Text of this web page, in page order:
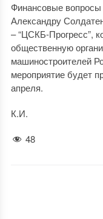
Финансовые вопросы
Александру
– “ЦСКБ-Прогресс”,
общественную
машиностроителей
мероприятие будет
апреля.
К.И.
48